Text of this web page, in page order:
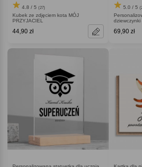
4.8 / 5 (27)
Kubek ze zdjęciem kota MÓJ
PRZYJACIEL
44,90 zł
5.0 / 5
dziewczynki
69,90 zł